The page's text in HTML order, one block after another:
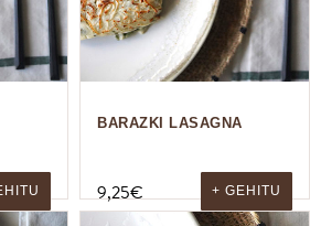
BARAZKI LASAGNA
9,25€ + GEHITU